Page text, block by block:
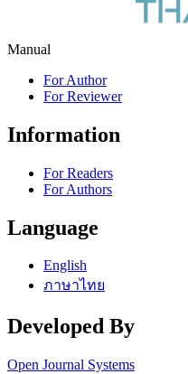
Manual
For Author
For Reviewer
Information
For Readers
For Authors
Language
English
ภาษาไทย
Developed By
Open Journal Systems